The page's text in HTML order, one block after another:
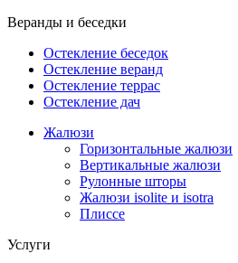
Веранды и беседки
Остекление беседок
Остекление веранд
Остекление террас
Остекление дач
Жалюзи
Горизонтальные жалюзи
Вертикальные жалюзи
Рулонные шторы
Жалюзи isolite и isotra
Плиссе
Услуги